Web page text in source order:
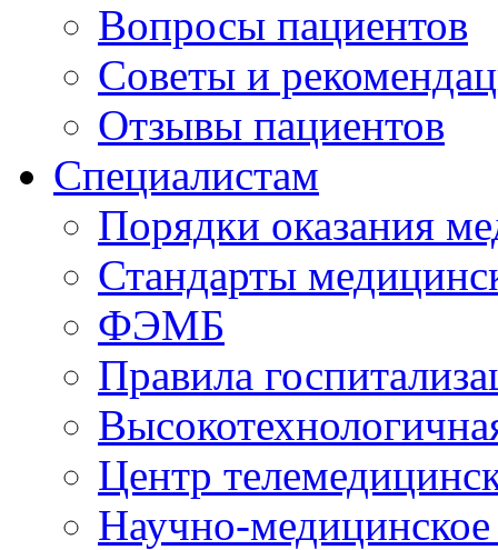
Вопросы пациентов
Советы и
Отзывы пациентов
Специалистам
Порядки оказания
Стандарты
ФЭМБ
Правила
Центр
Научно-